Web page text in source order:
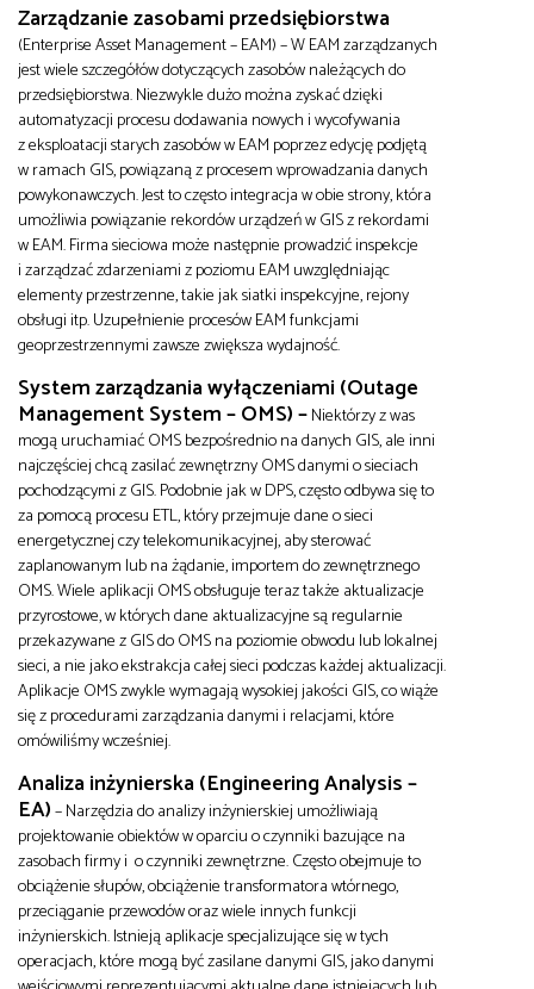
Zarządzanie zasobami przedsiębiorstwa
(Enterprise Asset Management – EAM) – W EAM zarządzanych
jest wiele szczegółów dotyczących zasobów należących do
przedsiębiorstwa. Niezwykle dużo można zyskać dzięki
automatyzacji procesu dodawania nowych i wycofywania
z eksploatacji starych zasobów w EAM poprzez edycję podjętą
w ramach GIS, powiązaną z procesem wprowadzania danych
powykonawczych. Jest to często integracja w obie strony, która
umożliwia powiązanie rekordów urządzeń w GIS z rekordami
w EAM. Firma sieciowa może następnie prowadzić inspekcje
i zarządzać zdarzeniami z poziomu EAM uwzględniając
elementy przestrzenne, takie jak siatki inspekcyjne, rejony
obsługi itp. Uzupełnienie procesów EAM funkcjami
geoprzestrzennymi zawsze zwiększa wydajność.
System zarządzania wyłączeniami (Outage
Management System – OMS) –Niektórzy z was
mogą uruchamiać OMS bezpośrednio na danych GIS, ale inni
najczęściej chcą zasilać zewnętrzny OMS danymi o sieciach
pochodzącymi z GIS. Podobnie jak w DPS, często odbywa się to
za pomocą procesu ETL, który przejmuje dane o sieci
energetycznej czy telekomunikacyjnej, aby sterować
zaplanowanym lub na żądanie, importem do zewnętrznego
OMS. Wiele aplikacji OMS obsługuje teraz także aktualizacje
przyrostowe, w których dane aktualizacyjne są regularnie
przekazywane z GIS do OMS na poziomie obwodu lub lokalnej
sieci, a nie jako ekstrakcja całej sieci podczas każdej aktualizacji.
Aplikacje OMS zwykle wymagają wysokiej jakości GIS, co wiąże
się z procedurami zarządzania danymi i relacjami, które
omówiliśmy wcześniej.
Analiza inżynierska (Engineering Analysis –
EA)– Narzędzia do analizy inżynierskiej umożliwiają
projektowanie obiektów w oparciu o czynniki bazujące na
zasobach firmy i o czynniki zewnętrzne. Często obejmuje to
obciążenie słupów, obciążenie transformatora wtórnego,
przeciąganie przewodów oraz wiele innych funkcji
inżynierskich. Istnieją aplikacje specjalizujące się w tych
operacjach, które mogą być zasilane danymi GIS, jako danymi